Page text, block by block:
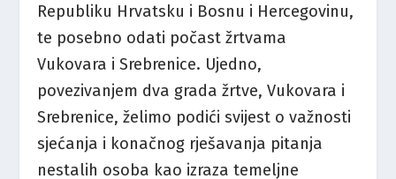
Republiku Hrvatsku i Bosnu i Hercegovinu,
te posebno odati počast žrtvama
Vukovara i Srebrenice. Ujedno,
povezivanjem dva grada žrtve, Vukovara i
Srebrenice, želimo podići svijest o važnosti
sjećanja i konačnog rješavanja pitanja
nestalih osoba kao izraza temeljne